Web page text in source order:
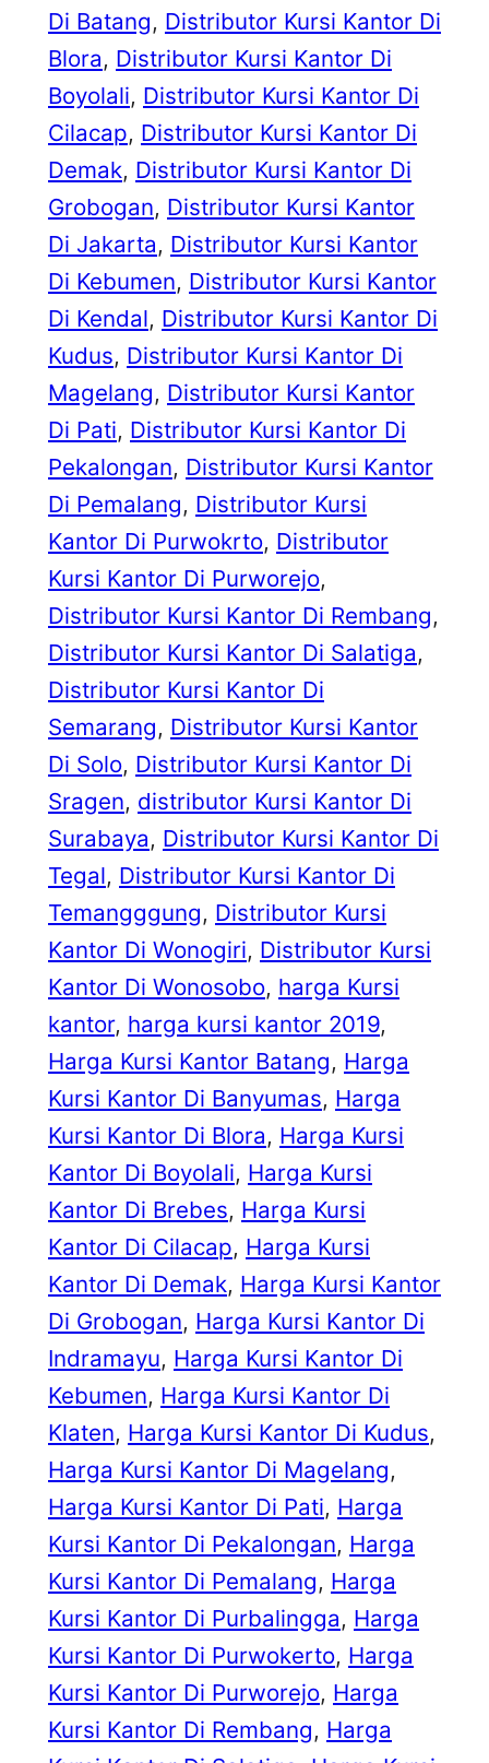
Di Batang, Distributor Kursi Kantor Di
Blora, Distributor Kursi Kantor Di
Boyolali, Distributor Kursi Kantor Di
Cilacap, Distributor Kursi Kantor Di
Demak, Distributor Kursi Kantor Di
Grobogan, Distributor Kursi Kantor
Di Jakarta, Distributor Kursi Kantor
Di Kebumen, Distributor Kursi Kantor
Di Kendal, Distributor Kursi Kantor Di
Kudus, Distributor Kursi Kantor Di
Magelang, Distributor Kursi Kantor
Di Pati, Distributor Kursi Kantor Di
Pekalongan, Distributor Kursi Kantor
Di Pemalang, Distributor Kursi
Kantor Di Purwokrto, Distributor
Kursi Kantor Di Purworejo
Distributor Kursi Kantor Di Rembang
Distributor Kursi Kantor Di Salatiga
Distributor Kursi Kantor Di
Semarang, Distributor Kursi Kantor
Di Solo, Distributor Kursi Kantor Di
Sragen, distributor Kursi Kantor Di
Surabaya, Distributor Kursi Kantor Di
Tegal, Distributor Kursi Kantor Di
Temangggung, Distributor Kursi
Kantor Di Wonogiri, Distributor Kursi
Kantor Di Wonosobo, harga Kursi
kantor, harga kursi kantor 2019
Harga Kursi Kantor Batang, Harga
Kursi Kantor Di Banyumas, Harga
Kursi Kantor Di Blora, Harga Kursi
Kantor Di Boyolali, Harga Kursi
Kantor Di Brebes, Harga Kursi
Kantor Di Cilacap, Harga Kursi
Kantor Di Demak, Harga Kursi Kantor
Di Grobogan, Harga Kursi Kantor Di
Indramayu, Harga Kursi Kantor Di
Kebumen, Harga Kursi Kantor Di
Klaten, Harga Kursi Kantor Di Kudus
Harga Kursi Kantor Di Magelang
Harga Kursi Kantor Di Pati, Harga
Kursi Kantor Di Pekalongan, Harga
Kursi Kantor Di Pemalang, Harga
Kursi Kantor Di Purbalingga, Harga
Kursi Kantor Di Purwokerto, Harga
Kursi Kantor Di Purworejo, Harga
Kursi Kantor Di Rembang, Harga